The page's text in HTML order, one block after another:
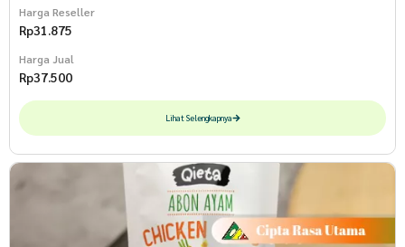
Harga Reseller
Rp31.875
Harga Jual
Rp37.500
Lihat Selengkapnya